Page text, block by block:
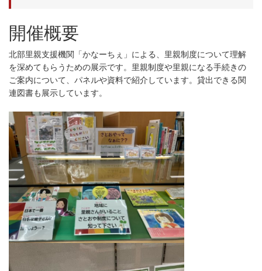
開催概要
北部里親支援機関「かなーちぇ」による、里親制度について理解
を深めてもらうための展示です。里親制度や里親になる手続きの
ご案内について、パネルや資料で紹介しています。貸出できる関
連図書も展示しています。